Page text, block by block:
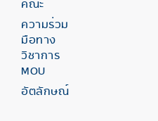
คณะ
ความร่วม
มือทาง
วิชาการ
MOU
อัตลักษณ์